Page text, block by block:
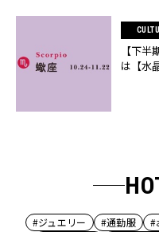
【下
は【水
#ジュエリー #通勤服 #